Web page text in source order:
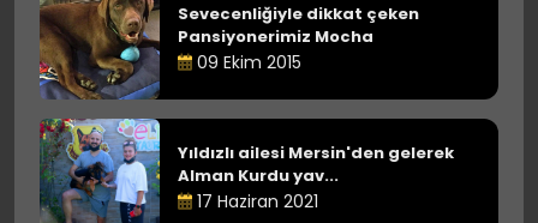
Sevecenliğiyle dikkat çeken
Pansiyonerimiz Mocha
09 Ekim 2015
Yıldızlı ailesi Mersin'den gelerek
Alman Kurdu yav...
17 Haziran 2021